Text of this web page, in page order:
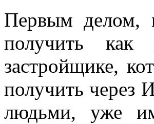
Первым делом,
получить
застройщике,
получить через
людьми, уже